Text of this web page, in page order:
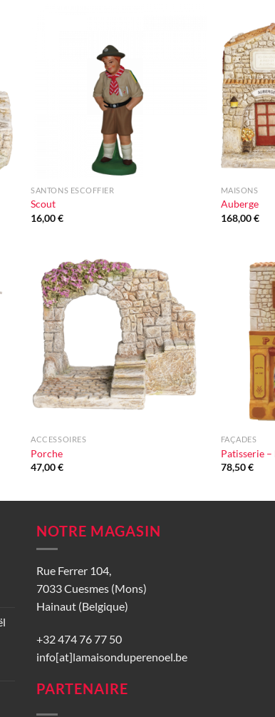
SANTONS ESCOFFIER
Scout
16,00€
+
MAISONS
Auberge
168,00€
Ajouter
à la liste
d'envie
ACCESSOIRES
Porche
47,00€
FAÇADES
Patisserie –
78,50€
NOTRE MAGASIN
Rue Ferrer 104,
7033 Cuesmes (Mons)
Hainaut (Belgique)
+32 474 76 77 50
info[at]lamaisonduperenoel.be
PARTENAIRE